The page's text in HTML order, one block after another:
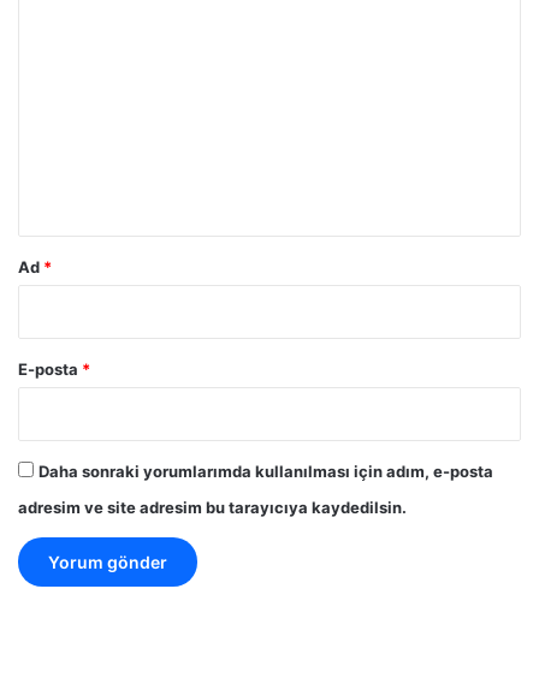
Ad *
E-posta *
Daha sonraki yorumlarımda kullanılması için adım, e-posta
adresim ve site adresim bu tarayıcıya kaydedilsin.